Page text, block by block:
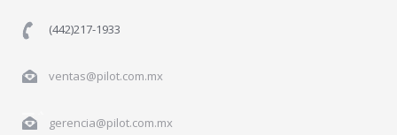
(442)217-1933
ventas@pilot.com.mx
gerencia@pilot.com.mx